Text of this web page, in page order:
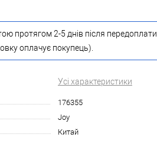
протягом 2-5 днів після передоплати
оплачує покупець).
Усі характеристики
176355
Joy
Китай